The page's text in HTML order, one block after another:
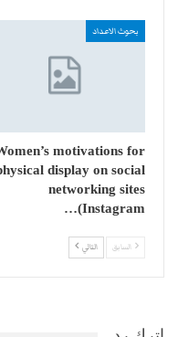
بحوث الاعداد
motivations for
display on social
networking sites
(Instagram…
السابق التالي